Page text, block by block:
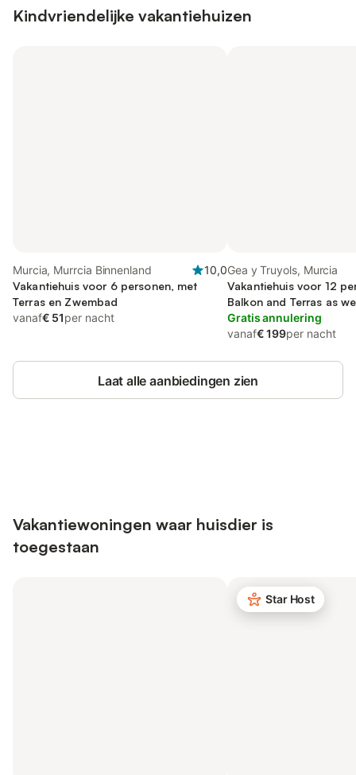
Kindvriendelijke vakantiehuizen
Murcia, Murrcia Binnenland
10,0
Vakantiehuis voor 6 personen, met
Terras en Zwembad
vanaf€ 51per nacht
Gea y Truyols, Murcia
Vakantiehuis voor 12
Balkon and Terras as
Zwembad
Gratis annulering
vanaf€ 199per nacht
Laat alle aanbiedingen zien
Vakantiewoningen waar huisdier is
toegestaan
Star Host